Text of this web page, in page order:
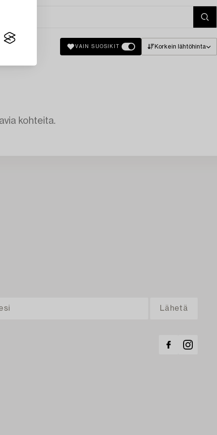
VAIN SUOSIKIT Korkein lähtöhinta
kohteita.